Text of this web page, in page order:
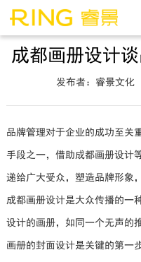
成都画册设计
发布者：睿景文化
品牌管理对于企业的成功至关
手段之一，借助成都画册设计
递给广大受众，塑造品牌形象
成都画册设计是大众传播的一
设计的画册，如同一个无声的
画册的封面设计是关键的第一